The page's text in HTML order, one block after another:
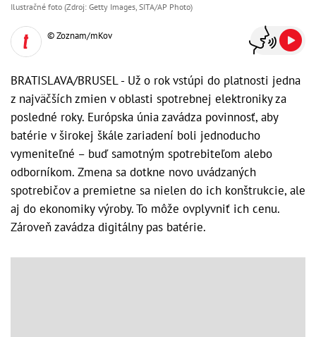
Ilustračné foto (Zdroj: Getty Images, SITA/AP Photo)
© Zoznam/mKov
BRATISLAVA/BRUSEL - Už o rok vstúpi do platnosti jedna
z najväčších zmien v oblasti spotrebnej elektroniky za
posledné roky. Európska únia zavádza povinnosť, aby
batérie v širokej škále zariadení boli jednoducho
vymeniteľné – buď samotným spotrebiteľom alebo
odborníkom. Zmena sa dotkne novo uvádzaných
spotrebičov a premietne sa nielen do ich konštrukcie, ale
aj do ekonomiky výroby. To môže ovplyvniť ich cenu.
Zároveň zavádza digitálny pas batérie.